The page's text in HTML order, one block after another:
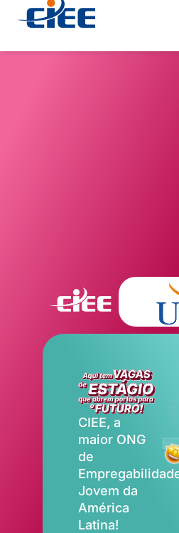
CIEE, a
maior ONG
de
Jovem da
América
Latina!